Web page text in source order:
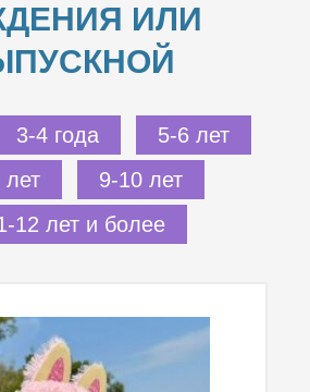
ИЛИ
3-4 года
5-6 лет
лет
9-10 лет
12 лет и более